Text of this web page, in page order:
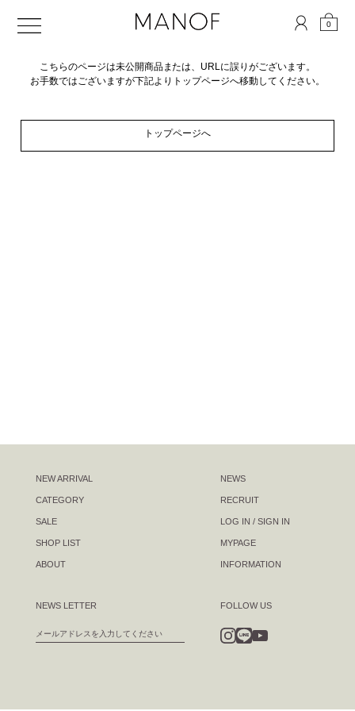
0
こちらのページは未公開商品または、URLに誤りがございます。
お手数ではございますが下記よりトップページへ移動してください。
トップページへ
NEW ARRIVAL
CATEGORY
SALE
SHOP LIST
ABOUT
NEWS LETTER
NEWS
RECRUIT
LOG IN / SIGN IN
MYPAGE
INFORMATION
FOLLOW US